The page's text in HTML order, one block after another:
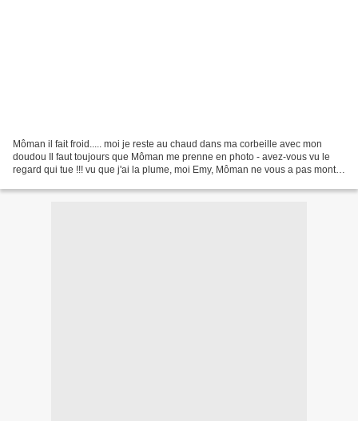
Môman il fait froid..... moi je reste au chaud dans ma corbeille avec mon
doudou Il faut toujours que Môman me prenne en photo - avez-vous vu le
regard qui tue !!! vu que j'ai la plume, moi Emy, Môman ne vous a pas montré